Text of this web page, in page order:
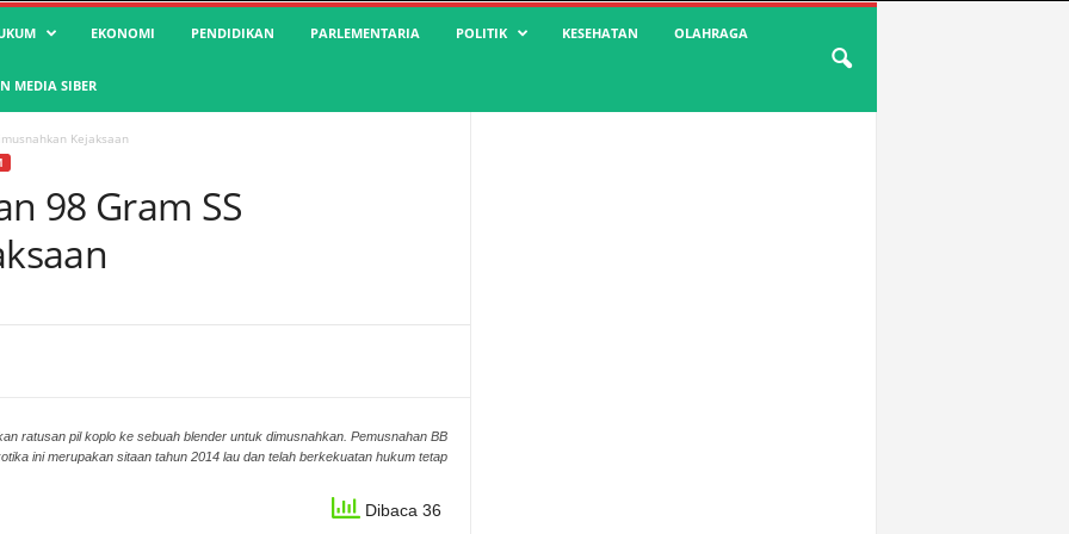
EKONOMI PENDIDIKAN PARLEMENTARIA POLITIK KESEHATAN OLAHRAGA
MEDIA SIBER
Kejaksaan
98 Gram SS
ratusan pil koplo ke sebuah blender untuk dimusnahkan. Pemusnahan BB
ini merupakan sitaan tahun 2014 lau dan telah berkekuatan hukum tetap
Dibaca 36